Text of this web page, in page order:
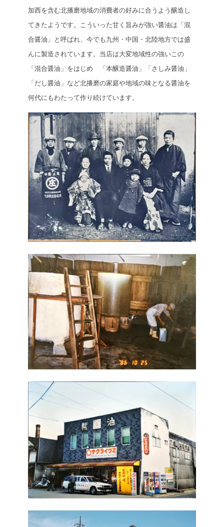
加西を含む北播磨地域の消費者の好みに合うよう醸造し
てきたようです。こういった甘く旨みが強い醤油は「混
合醤油」と呼ばれ、今でも九州・中国・北陸地方では盛
んに製造されています。当店は大変地域性の強いこの
「混合醤油」をはじめ 「本醸造醤油」「さしみ醤油」
「だし醤油」など北播磨の家庭や地域の味となる醤油を
何代にもわたって作り続けています。